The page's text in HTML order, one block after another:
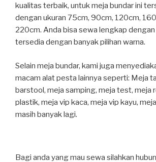
kualitas terbaik, untuk meja bundar ini
dengan ukuran 75cm, 90cm, 120cm,
220cm. Anda bisa sewa lengkap
tersedia dengan banyak pilihan warna.
Selain meja bundar, kami juga
macam alat pesta lainnya seperti: Meja
barstool, meja samping, meja test, meja
plastik, meja vip kaca, meja vip kayu,
masih banyak lagi.
Bagi anda yang mau sewa silahkan